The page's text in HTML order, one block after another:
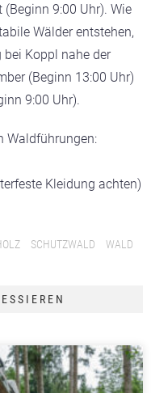
9:00 Uhr). Wie
Wälder entstehen,
bei Koppl nahe der
(Beginn 13:00 Uhr)
9:00 Uhr).
Waldführungen:
Kleidung achten)
SCHUTZWALD WALD